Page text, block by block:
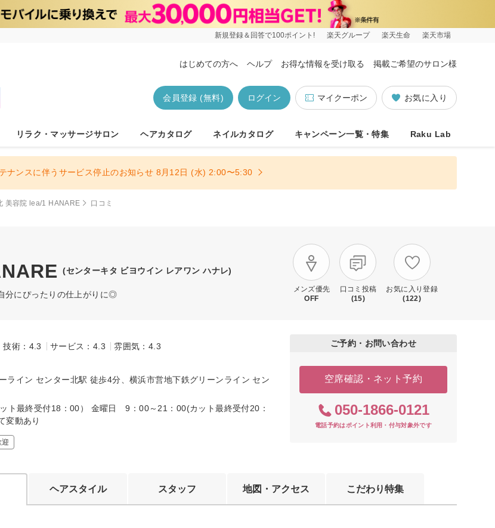
新規登録＆回答で100ポイント! 楽天グループ 楽天生命 楽天市場
はじめての方へ ヘルプ お得な情報を受け取る 掲載ご希望のサロン様
お気に入り
マイクーポン
ログイン
会員登録 (無料)
リラク・マッサージサロン ヘアカタログ ネイルカタログ キャンペーン一覧・特集 Raku Lab
ナンスに伴うサービス停止のお知らせ 8月12日 (水) 2:00〜5:30
美容院 lea/1 HANARE 口コミ
(センターキタ ビヨウイン レアワン ハナレ)
分にぴったりの仕上がりに◎
メンズ優先
OFF
口コミ投稿
(15)
お気に入り登録
(122)
技術：4.3 サービス：4.3
雰囲気：4.3
ライン センター北駅 徒歩4分、横浜市営地下鉄グリーンライン セン
ト最終受付18：00） 金曜日 9：00～21：00(カット最終受付20：
変動あり
迎
ご予約・お問い合わせ
空席確認・ネット予約
050-1866-0121
電話予約はポイント利用・付与対象外です
ヘアスタイル スタッフ 地図・アクセス こだわり特集